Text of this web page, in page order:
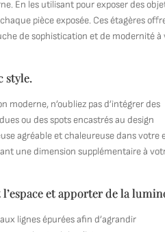
En les utilisant pour exposer des
pièce exposée. Ces étagères
de sophistication et de modernité à
style.
n’oubliez pas d’intégrer des
ou des spots encastrés au design
agréable et chaleureuse dans votre
une dimension supplémentaire à
et apporter de la
lignes épurées afin d’agrandir